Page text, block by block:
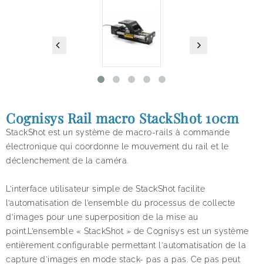
Cognisys Rail macro StackShot 10cm
StackShot est un système de macro-rails à commande
électronique qui coordonne le mouvement du rail et le
déclenchement de la caméra.
L’interface utilisateur simple de StackShot facilite
l’automatisation de l’ensemble du processus de collecte
d’images pour une superposition de la mise au
point.L’ensemble « StackShot » de Cognisys est un système
entièrement configurable permettant l'automatisation de la
capture d'images en mode stack- pas a pas. Ce pas peut